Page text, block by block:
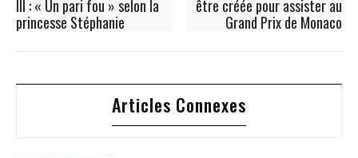
III : « Un pari fou » selon la
princesse Stéphanie
être créée pour assister au
Grand Prix de Monaco
Articles Connexes